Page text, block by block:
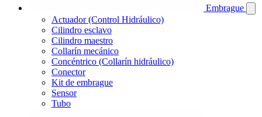
Embrague
Actuador (Control Hidráulico)
Cilindro esclavo
Cilindro maestro
Collarín mecánico
Concéntrico (Collarín hidráulico)
Conector
Kit de embrague
Sensor
Tubo